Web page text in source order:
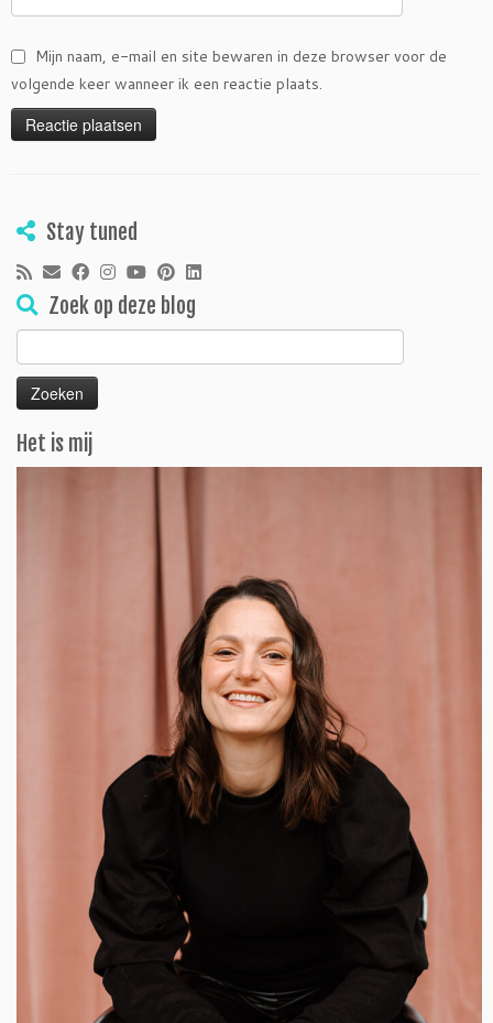
Mijn naam, e-mail en site bewaren in deze browser voor de
volgende keer wanneer ik een reactie plaats.
Stay tuned
Zoek op deze blog
naar:
Het is mij